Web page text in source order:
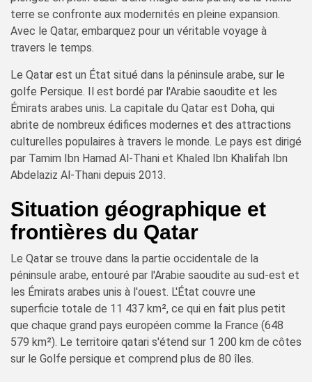
terre se confronte aux modernités en pleine expansion.
Avec le Qatar, embarquez pour un véritable voyage à
travers le temps.
Le Qatar est un État situé dans la péninsule arabe, sur le
golfe Persique. Il est bordé par l'Arabie saoudite et les
Émirats arabes unis. La capitale du Qatar est Doha, qui
abrite de nombreux édifices modernes et des attractions
culturelles populaires à travers le monde. Le pays est dirigé
par Tamim Ibn Hamad Al-Thani et Khaled Ibn Khalifah Ibn
Abdelaziz Al-Thani depuis 2013.
Situation géographique et
frontières du Qatar
Le Qatar se trouve dans la partie occidentale de la
péninsule arabe, entouré par l'Arabie saoudite au sud-est et
les Émirats arabes unis à l'ouest. L'État couvre une
superficie totale de 11 437 km², ce qui en fait plus petit
que chaque grand pays européen comme la France (648
579 km²). Le territoire qatari s'étend sur 1 200 km de côtes
sur le Golfe persique et comprend plus de 80 îles.